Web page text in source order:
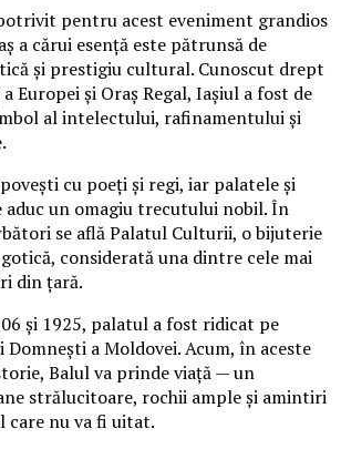
pentru acest eveniment grandios
a cărui esență este pătrunsă de
și prestigiu cultural. Cunoscut drept
Europei și Oraș Regal, Iașiul a fost de
al intelectului, rafinamentului și
cu poeți și regi, iar palatele și
aduc un omagiu trecutului nobil. În
se află Palatul Culturii, o bijuterie
considerată una dintre cele mai
din țară.
și 1925, palatul a fost ridicat pe
a Moldovei. Acum, în aceste
Balul va prinde viață — un
strălucitoare, rochii ample și amintiri
care nu va fi uitat.